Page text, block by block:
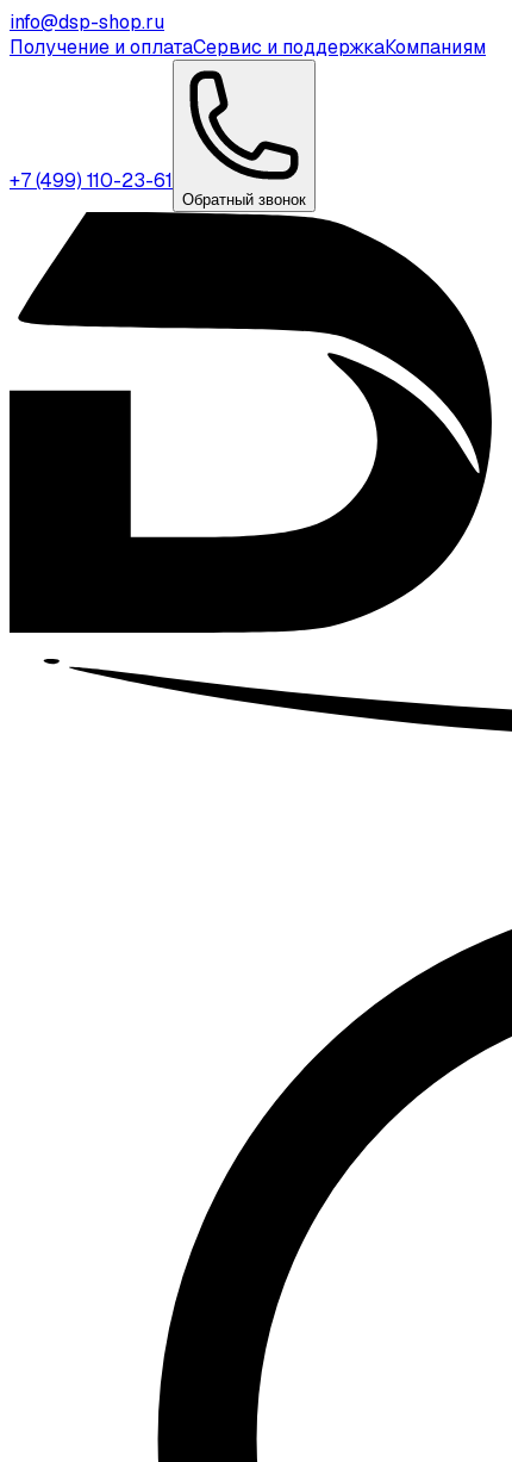
info@dsp-shop.ru
Получение и оплатаСервис и поддержкаКомпаниям
+7 (499) 110-23-61
Обратный звонок